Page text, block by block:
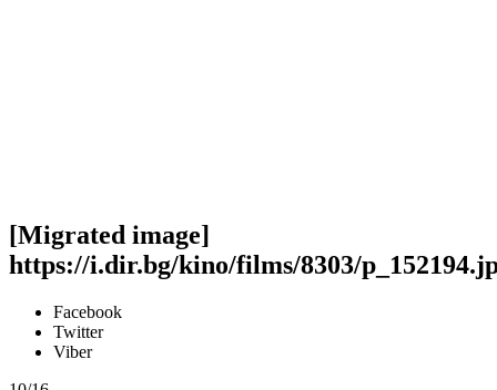
[Migrated image]
https://i.dir.bg/kino/films/8303/
Facebook
Twitter
Viber